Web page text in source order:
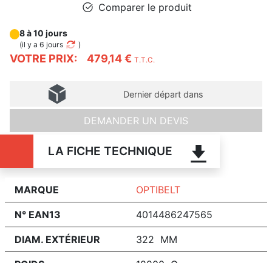
Comparer le produit
VOTRE PRIX: 479,14 € T.T.C.
8 à 10 jours
(il y a 6 jours )
Dernier départ dans
DEMANDER UN DEVIS
LA FICHE TECHNIQUE
MARQUE OPTIBELT
N° EAN13 4014486247565
DIAM. EXTÉRIEUR 322 MM